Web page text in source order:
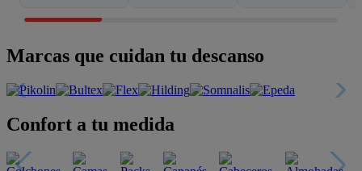
Marcas que cuidan tu descanso
Confort a tu medida